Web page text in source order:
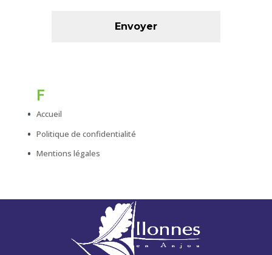
F
Accueil
Politique de confidentialité
Mentions légales